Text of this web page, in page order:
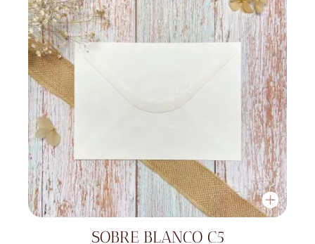
SOBRE BLANCO C5